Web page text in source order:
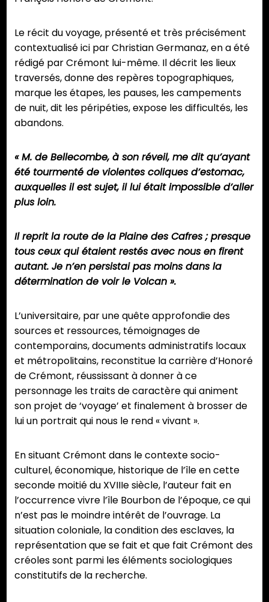
Le récit du voyage, présenté et très précisément
contextualisé ici par Christian Germanaz, en a été
rédigé par Crémont lui-même. Il décrit les lieux
traversés, donne des repères topographiques,
marque les étapes, les pauses, les campements
de nuit, dit les péripéties, expose les difficultés, les
abandons.
« M. de Bellecombe, à son réveil, me dit qu’ayant
été tourmenté de violentes coliques d’estomac,
auxquelles il est sujet, il lui était impossible d’aller
plus loin.
Il reprit la route de la Plaine des Cafres ; presque
tous ceux qui étaient restés avec nous en firent
autant. Je n’en persistai pas moins dans la
détermination de voir le Volcan ».
L’universitaire, par une quête approfondie des
sources et ressources, témoignages de
contemporains, documents administratifs locaux
et métropolitains, reconstitue la carrière d’Honoré
de Crémont, réussissant à donner à ce
personnage les traits de caractère qui animent
son projet de ‘voyage’ et finalement à brosser de
lui un portrait qui nous le rend « vivant ».
En situant Crémont dans le contexte socio-
culturel, économique, historique de l’île en cette
seconde moitié du XVIIIe siècle, l’auteur fait en
l’occurrence vivre l’île Bourbon de l’époque, ce qui
n’est pas le moindre intérêt de l’ouvrage. La
situation coloniale, la condition des esclaves, la
représentation que se fait et que fait Crémont des
créoles sont parmi les éléments sociologiques
constitutifs de la recherche.